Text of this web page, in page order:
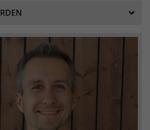
Alter, Geschlecht oder Interessen
zu vereinfachen.
LLC